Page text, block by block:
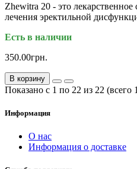
Zhewitra 20 - это лекарственное
лечения эректильной
Есть в наличии
350.00грн.
В корзину
Показано с 1 по 22 из 22 (всего
Информация
О нас
Информация о доставке